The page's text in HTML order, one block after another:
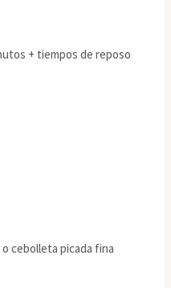
+ tiempos de reposo
cebolleta picada fina